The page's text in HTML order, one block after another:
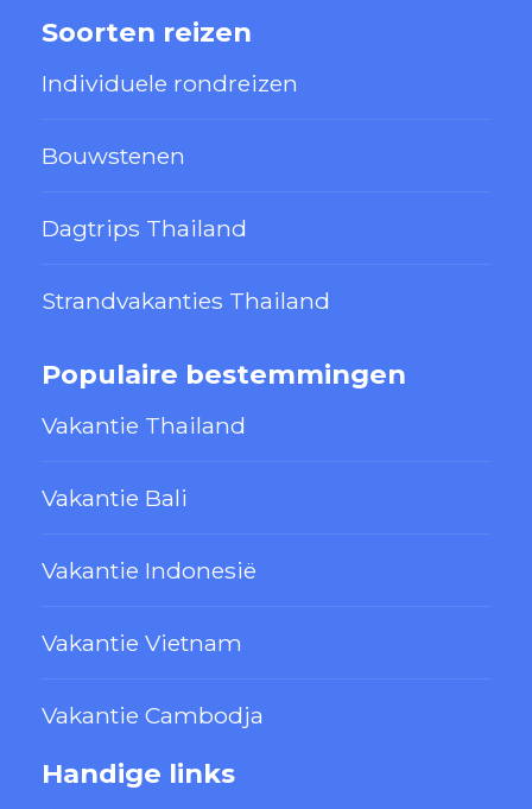
Soorten reizen
Individuele rondreizen
Bouwstenen
Dagtrips Thailand
Strandvakanties Thailand
Populaire bestemmingen
Vakantie Thailand
Vakantie Bali
Vakantie Indonesië
Vakantie Vietnam
Vakantie Cambodja
Handige links